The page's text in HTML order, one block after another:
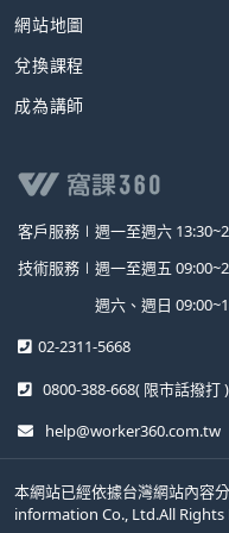
網站地圖
兌換課程
成為講師
客戶服務∣ 週一至週六
技術服務∣ 週一至週五
週六、週日
02-2311-5668
0800-388-668( 限市話撥打 )
help@worker360.com.tw
本網站已經依據台灣網站內容
information Co., Ltd.All Rights